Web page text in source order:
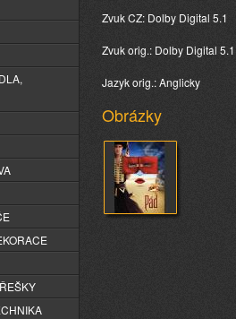
Zvuk CZ: Dolby Digital 5.1
Zvuk orig.: Dolby Digital 5.1
Jazyk orig.: Anglicky
Obrázky